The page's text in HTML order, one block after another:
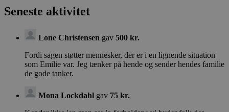
Seneste aktivitet
Lone Christensen gav 500 kr.
Fordi sagen støtter mennesker, der er i en lignende situation
som Emilie var. Jeg tænker på hende og sender hendes familie
de gode tanker.
Mona Lockdahl gav 75 kr.